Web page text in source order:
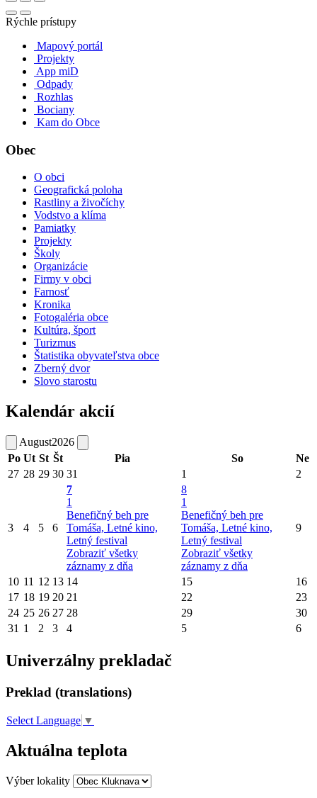
Rýchle prístupy
Mapový portál
Projekty
App miD
Odpady
Rozhlas
Bociany
Kam do Obce
Obec
O obci
Geografická poloha
Rastliny a živočíchy
Vodstvo a klíma
Pamiatky
Projekty
Školy
Organizácie
Firmy v obci
Farnosť
Kronika
Fotogaléria obce
Kultúra, šport
Turizmus
Štatistika obyvateľstva obce
Zberný dvor
Slovo starostu
Kalendár akcií
August2026
Po Ut St Št Pia So
Ne
27 28 29 30 31 1 2
3 4 5 6
7
1
Benefičný beh pre
Tomáša, Letné kino,
Letný festival
Zobraziť všetky
záznamy z dňa
8
1
Benefičný beh pre
Tomáša, Letné kino,
Letný festival
Zobraziť všetky
záznamy z dňa
9
10 11 12 13 14 15
16
17 18 19 20 21 22
23
24 25 26 27 28 29
30
31 1 2 3 4 5 6
Univerzálny prekladač
Preklad (translations)
Select Language ▼
Aktuálna teplota
Výber lokality